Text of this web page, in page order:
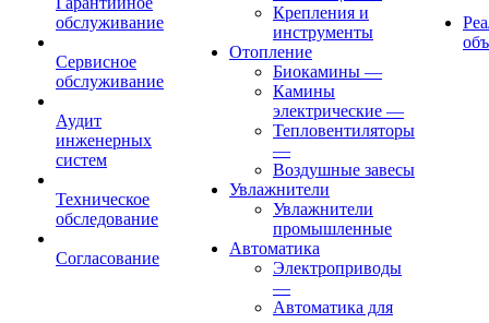
обслуживание
Сервисное
обслуживание
Аудит
инженерных
систем
Техническое
обследование
Согласование
Крепления и
инструменты
Отопление
Биокамины —
Камины
электрические —
Тепловентиляторы
—
Воздушные завесы
Увлажнители
Увлажнители
промышленные
Автоматика
Электроприводы
—
Автоматика для